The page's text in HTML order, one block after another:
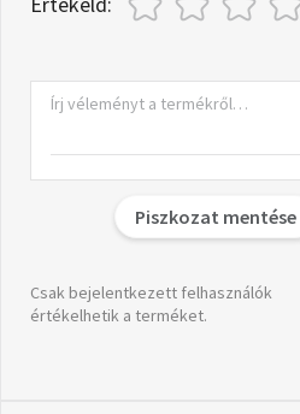
Piszkozat mentése
Csak bejelentkezett felhasználók
értékelhetik a terméket.